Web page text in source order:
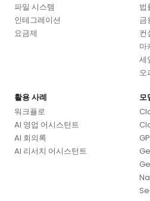
파일 시스템
인테그레이션
요금제
법
금
컨
마
세
오
활용 사례
워크플로
AI 영업 어시스턴트
AI 회의록
AI 리서치 어시스턴트
모